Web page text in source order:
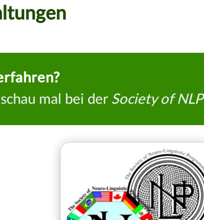
mal bei der Society of NLP